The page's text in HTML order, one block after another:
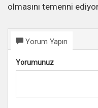
olmasını temenni
Yorum Yapın
Yorumunuz